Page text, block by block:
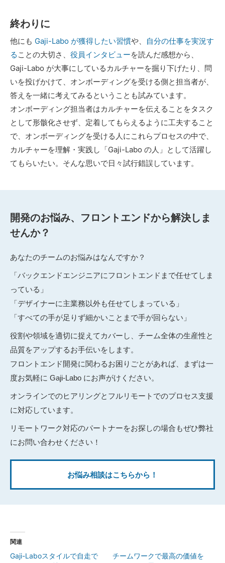
終わりに
他にも Gaji-Labo が獲得したい習慣や、
自分の仕事を実況す
る ことの大切さ、 役員インタビューを読んだ感想から、
Gaji-Labo が大事にしているカルチャーを掘り下げたり、問
いを投げかけて、オンボーディングを受ける側と担当者が、
答えを一緒に考えてみるということも試みています。
オンボーディング担当者はカルチャーを伝えることをタスク
として形骸化させず、定着してもらえるように工夫すること
で、オンボーディングを受ける人にこれらプロセスの中で、
カルチャーを理解・実践し「Gaji-Labo の人」として活躍し
てもらいたい。そんな思いで日々試行錯誤しています。
開発のお悩み、フロントエンドから解決しま
せんか？
あなたのチームのお悩みはなんですか？
「バックエンドエンジニアにフロントエンドまで任せてしま
っている」
「デザイナーに主業務以外も任せてしまっている」
「すべての手が足りず細かいことまで手が回らない」
役割や領域を適切に捉えてカバーし、チーム全体の生産性と
品質をアップするお手伝いをします。
フロントエンド開発に関わるお困りごとがあれば、まずは一
度お気軽に Gaji-Labo にお声がけください。
オンラインでのヒアリングとフルリモートでのプロセス支援
に対応しています。
リモートワーク対応のパートナーをお探しの場合もぜひ弊社
にお問い合わせください！
お悩み相談はこちらから！
関連
Gaji-Laboスタイルで自走で
チームワークで最高の価値を